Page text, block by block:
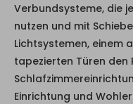
Verbundsysteme, die
nutzen und mit
Lichtsystemen, einem
tapezierten Türen den
Einrichtung und